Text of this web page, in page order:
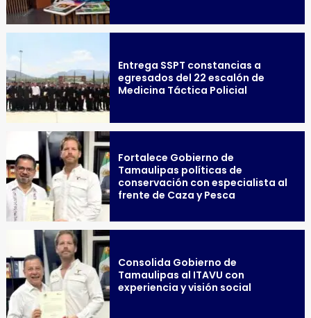
Entrega SSPT constancias a
egresados del 22 escalón de
Medicina Táctica Policial
Fortalece Gobierno de
Tamaulipas políticas de
conservación con especialista al
frente de Caza y Pesca
Consolida Gobierno de
Tamaulipas al ITAVU con
experiencia y visión social